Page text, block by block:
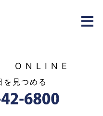
ONLINE
を見つめる